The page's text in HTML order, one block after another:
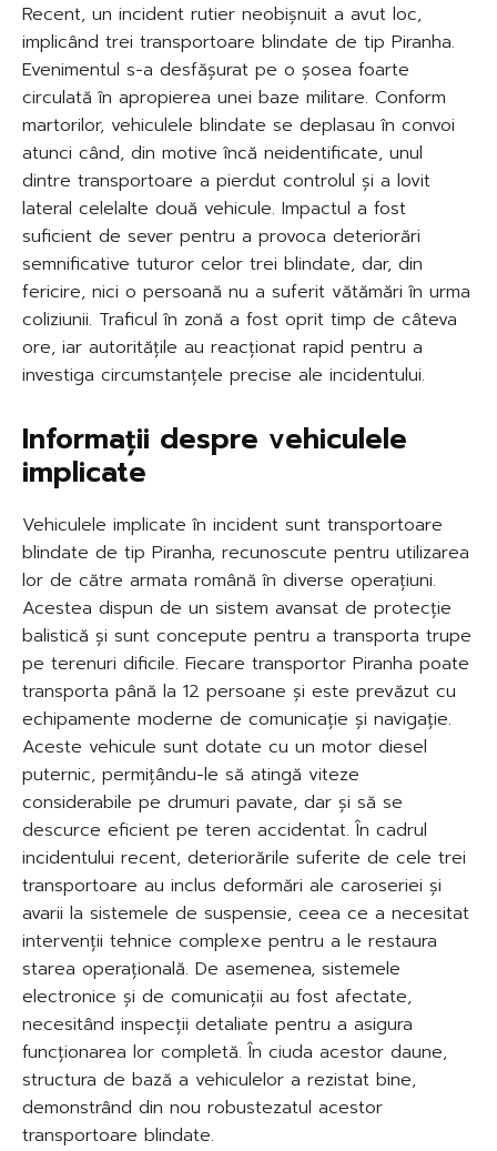
Recent, un incident rutier neobișnuit a avut loc,
implicând trei transportoare blindate de tip Piranha.
Evenimentul s-a desfășurat pe o șosea foarte
circulată în apropierea unei baze militare. Conform
martorilor, vehiculele blindate se deplasau în convoi
atunci când, din motive încă neidentificate, unul
dintre transportoare a pierdut controlul și a lovit
lateral celelalte două vehicule. Impactul a fost
suficient de sever pentru a provoca deteriorări
semnificative tuturor celor trei blindate, dar, din
fericire, nici o persoană nu a suferit vătămări în urma
coliziunii. Traficul în zonă a fost oprit timp de câteva
ore, iar autoritățile au reacționat rapid pentru a
investiga circumstanțele precise ale incidentului.
Informații despre vehiculele
implicate
Vehiculele implicate în incident sunt transportoare
blindate de tip Piranha, recunoscute pentru utilizarea
lor de către armata română în diverse operațiuni.
Acestea dispun de un sistem avansat de protecție
balistică și sunt concepute pentru a transporta trupe
pe terenuri dificile. Fiecare transportor Piranha poate
transporta până la 12 persoane și este prevăzut cu
echipamente moderne de comunicație și navigație.
Aceste vehicule sunt dotate cu un motor diesel
puternic, permițându-le să atingă viteze
considerabile pe drumuri pavate, dar și să se
descurce eficient pe teren accidentat. În cadrul
incidentului recent, deteriorările suferite de cele trei
transportoare au inclus deformări ale caroseriei și
avarii la sistemele de suspensie, ceea ce a necesitat
intervenții tehnice complexe pentru a le restaura
starea operațională. De asemenea, sistemele
electronice și de comunicații au fost afectate,
necesitând inspecții detaliate pentru a asigura
funcționarea lor completă. În ciuda acestor daune,
structura de bază a vehiculelor a rezistat bine,
demonstrând din nou robustezatul acestor
transportoare blindate.